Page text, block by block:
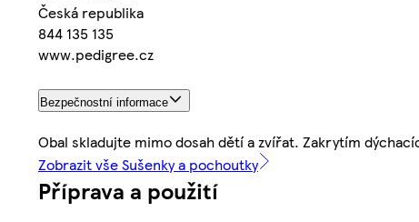
Česká republika
844 135 135
www.pedigree.cz
Bezpečnostní informace
Obal skladujte mimo dosah dětí a zvířat. Zakrytím
Zobrazit vše Sušenky a pochoutky
Příprava a použití